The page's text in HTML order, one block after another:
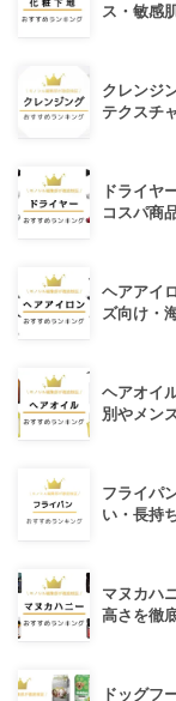
ス・敏感
クレンジ
テクスチ
ドライヤ
コスパ商品
ヘアアイ
ズ向け・
ヘアオイ
別やメン
フライパ
い・長持
マヌカハ
高さを徹
ドッグフ